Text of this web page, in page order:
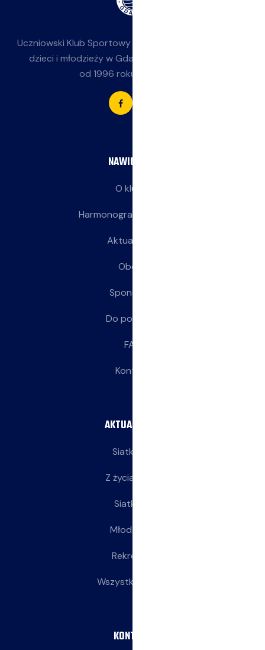
Uczniowski Klub Sportowy
dzieci i młodzieży w Gdańsku-Jasieniu. Działamy
od 1996 roku przy SP 85.
NAWIGACJA
O klubie
Harmonogram treningów
Aktualności
Obozy
Sponsorzy
Do pobrania
FAQ
Kontakt
AKTUALNOŚCI
Siatkarze
Z życia klubu
Siatkarki
Młodziczki
Rekreacja
Wszystkie wpisy
KONTAKT